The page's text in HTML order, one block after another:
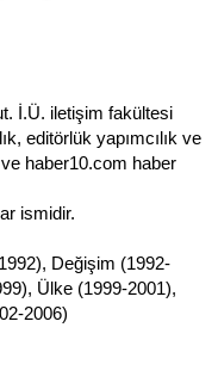
İ.Ü. iletişim fakültesi
editörlük yapımcılık ve
ve haber10.com haber
ismidir.
Değişim (1992-
Ülke (1999-2001),
2006)